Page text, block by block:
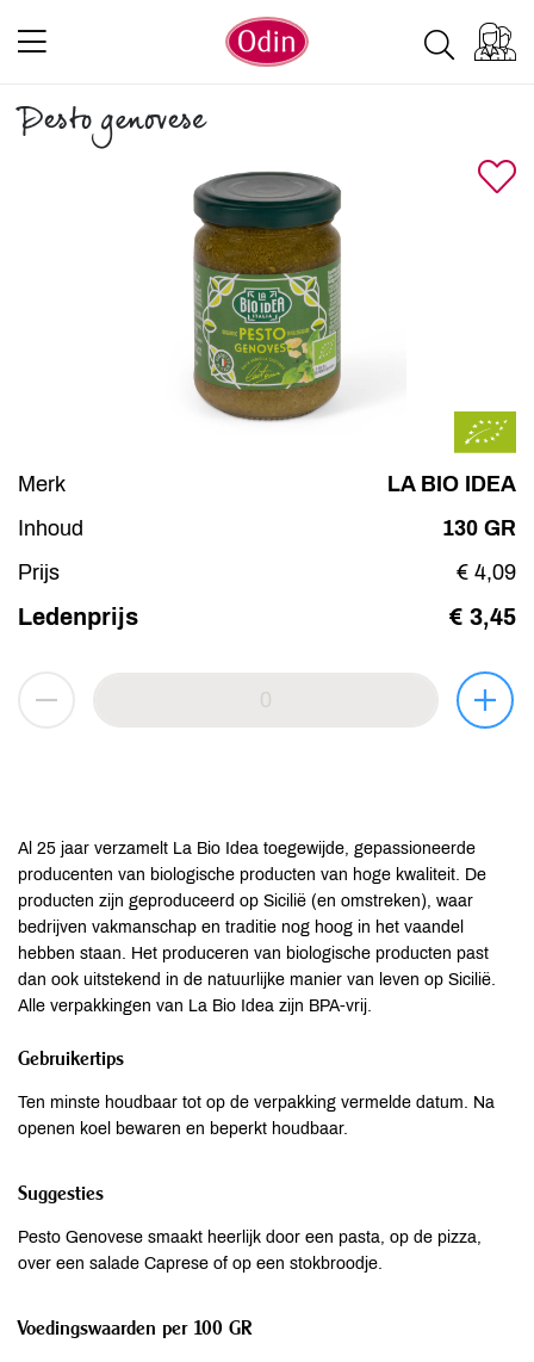
Pesto genovese
Merk
LA BIO IDEA
Inhoud
130 GR
Prijs
€ 4,09
Ledenprijs € 3,45
Al 25 jaar verzamelt La Bio Idea toegewijde, gepassioneerde
producenten van biologische producten van hoge kwaliteit. De
producten zijn geproduceerd op Sicilië (en omstreken), waar
bedrijven vakmanschap en traditie nog hoog in het vaandel
hebben staan. Het produceren van biologische producten past
dan ook uitstekend in de natuurlijke manier van leven op Sicilië.
Alle verpakkingen van La Bio Idea zijn BPA-vrij.
Gebruikertips
Ten minste houdbaar tot op de verpakking vermelde datum. Na
openen koel bewaren en beperkt houdbaar.
Suggesties
Pesto Genovese smaakt heerlijk door een pasta, op de pizza,
over een salade Caprese of op een stokbroodje.
Voedingswaarden per 100 GR